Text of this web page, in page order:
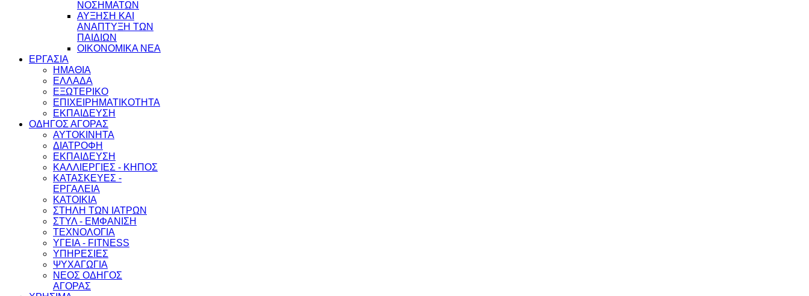
ΝΟΣΗΜΑΤΩΝ
ΑΥΞΗΣΗ ΚΑΙ
ΑΝΑΠΤΥΞΗ ΤΩΝ
ΠΑΙΔΙΩΝ
ΟΙΚΟΝΟΜΙΚΑ ΝΕΑ
ΕΡΓΑΣΙΑ
ΗΜΑΘΙΑ
ΕΛΛΑΔΑ
ΕΞΩΤΕΡΙΚΟ
ΕΠΙΧΕΙΡΗΜΑΤΙΚΟΤΗΤΑ
ΕΚΠΑΙΔΕΥΣΗ
ΟΔΗΓΟΣ ΑΓΟΡΑΣ
ΑΥΤΟΚΙΝΗΤΑ
ΔΙΑΤΡΟΦΗ
ΕΚΠΑΙΔΕΥΣΗ
ΚΑΛΛΙΕΡΓΙΕΣ - ΚΗΠΟΣ
ΚΑΤΑΣΚΕΥΕΣ -
ΕΡΓΑΛΕΙΑ
ΚΑΤΟΙΚΙΑ
ΣΤΗΛΗ ΤΩΝ ΙΑΤΡΩΝ
ΣΤΥΛ - ΕΜΦΑΝΙΣΗ
ΤΕΧΝΟΛΟΓΙΑ
ΥΓΕΙΑ - FITNESS
ΥΠΗΡΕΣΙΕΣ
ΨΥΧΑΓΩΓΙΑ
ΝΕΟΣ ΟΔΗΓΟΣ
ΑΓΟΡΑΣ